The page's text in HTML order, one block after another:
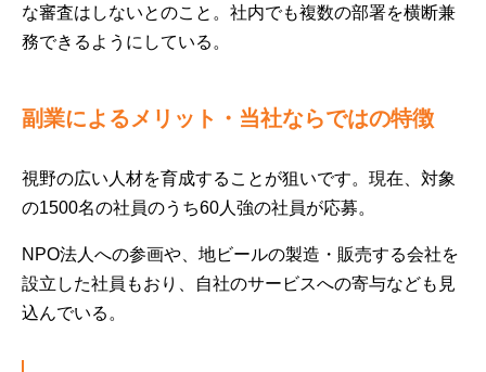
な審査はしないとのこと。社内でも複数の部署を横断兼
務できるようにしている。
副業によるメリット・当社ならではの特徴
視野の広い人材を育成することが狙いです。現在、対象
の1500名の社員のうち60人強の社員が応募。
NPO法人への参画や、地ビールの製造・販売する会社を
設立した社員もおり、自社のサービスへの寄与なども見
込んでいる。